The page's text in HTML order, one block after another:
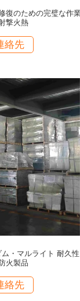
復のための完璧な作
撃火熱
絡先
・マルライト 耐久性
火製品
絡先